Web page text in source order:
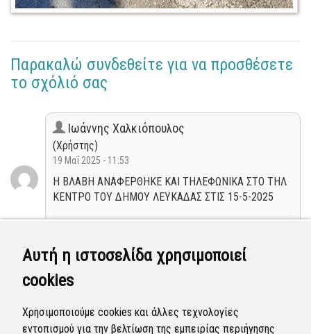
Αυτή η ιστοσελίδα χρησιμοποιεί
cookies
Χρησιμοποιούμε cookies και άλλες τεχνολογίες
εντοπισμού για την βελτίωση της εμπειρίας περιήγησης
Παρακαλώ συνδεθείτε για να προσθέσετε
το σχόλιό σας
Ιωάννης Χαλκιόπουλος
(Χρήστης)
19 Μαΐ 2025 - 11:53
Η ΒΛΑΒΗ ΑΝΑΦΕΡΘΗΚΕ ΚΑΙ ΤΗΛΕΦΩΝΙΚΑ ΣΤΟ ΤΗΛ
ΚΕΝΤΡΟ ΤΟΥ ΔΗΜΟΥ ΛΕΥΚΑΔΑΣ ΣΤΙΣ 15-5-2025
(Χρήστης)
19 Μαΐ 2025 - 11:52
Η ΒΛΑΒΗ ΑΝΑΦΕΡΘΗΚΕ ΚΑΙ ΤΗΛΕΦΩΝΙΚΑ ΣΤΟ ΤΗΛ